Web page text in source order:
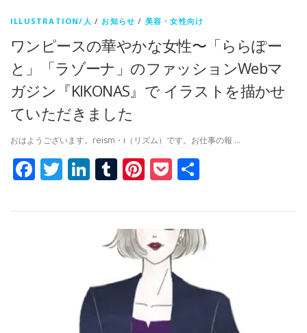
ILLUSTRATION/人 / お知らせ / 美容・女性向け
ワンピースの華やかな女性〜「ららぽー
と」「ラゾーナ」のファッションWebマ
ガジン『KIKONAS』で イラストを描かせ
ていただきました
おはようございます。reism・i（リズム）です。お仕事の報 …
Facebook
Twitter
LinkedIn
Tumblr
Pinterest
Pocket